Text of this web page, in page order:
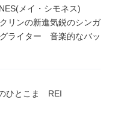
メイ・シモネス)
リンの新進気鋭のシンガ
ライター 音楽的なバッ
ひとこま REI